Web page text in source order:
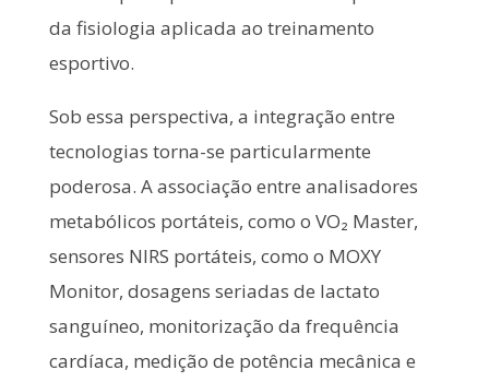
da fisiologia aplicada ao treinamento
esportivo.
Sob essa perspectiva, a integração entre
tecnologias torna-se particularmente
poderosa. A associação entre analisadores
metabólicos portáteis, como o VO₂ Master,
sensores NIRS portáteis, como o MOXY
Monitor, dosagens seriadas de lactato
sanguíneo, monitorização da frequência
cardíaca, medição de potência mecânica e